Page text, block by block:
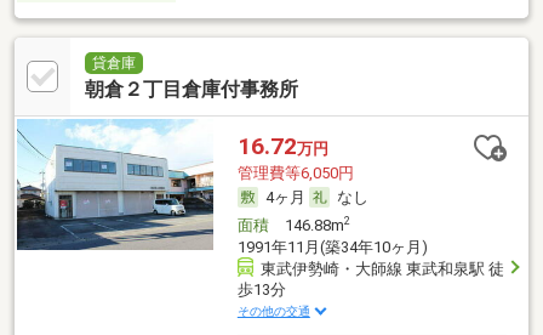
貸倉庫
朝倉２丁目倉庫付事務所
16.72万円
管理費等6,050円
4ヶ月
なし
面積146.88m2
1991年11月(築34年10ヶ月)
東武伊勢崎・大師線 東武和泉駅 徒
歩13分
その他の交通